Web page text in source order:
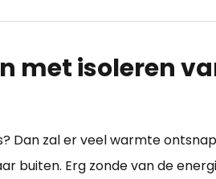
met isoleren
Dan zal er veel warmte
buiten. Erg zonde van de